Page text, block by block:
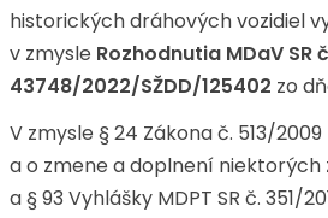
historických dráhových vozidiel
v zmysle Rozhodnutia MDaV SR
43748/2022/SŽDD/125402 zo
V zmysle § 24 Zákona č. 513/
a o zmene a doplnení niektorých
a § 93 Vyhlášky MDPT SR č. 351/